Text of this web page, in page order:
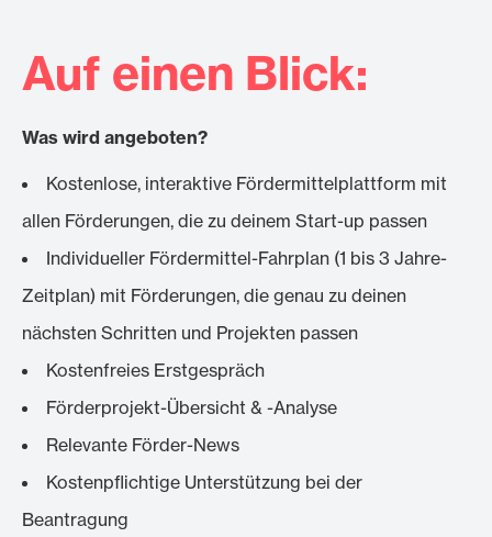
Auf einen Blick:
Was wird angeboten?
Kostenlose, interaktive Fördermittelplattform mit
allen Förderungen, die zu deinem Start-up passen
Individueller Fördermittel-Fahrplan (1 bis 3 Jahre-
Zeitplan) mit Förderungen, die genau zu deinen
nächsten Schritten und Projekten passen
Kostenfreies Erstgespräch
Förderprojekt-Übersicht & -Analyse
Relevante Förder-News
Kostenpflichtige Unterstützung bei der
Beantragung